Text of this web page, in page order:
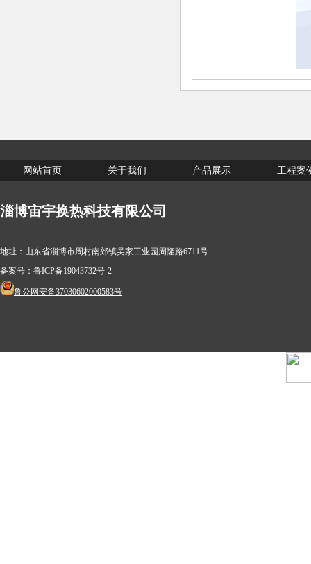
网站首页 关于我们 产品展示 工程案
淄博宙宇换热科技有限公司
地址：山东省淄博市周村南郊镇吴家工业园周隆路6711号
备案号： 鲁ICP备19043732号-2
鲁公网安备37030602000583号